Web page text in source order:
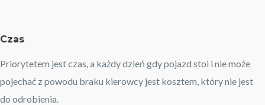
Czas
Priorytetem jest czas, a każdy dzień gdy pojazd stoi i nie może
pojechać z powodu braku kierowcy jest kosztem, który nie jest
do odrobienia.